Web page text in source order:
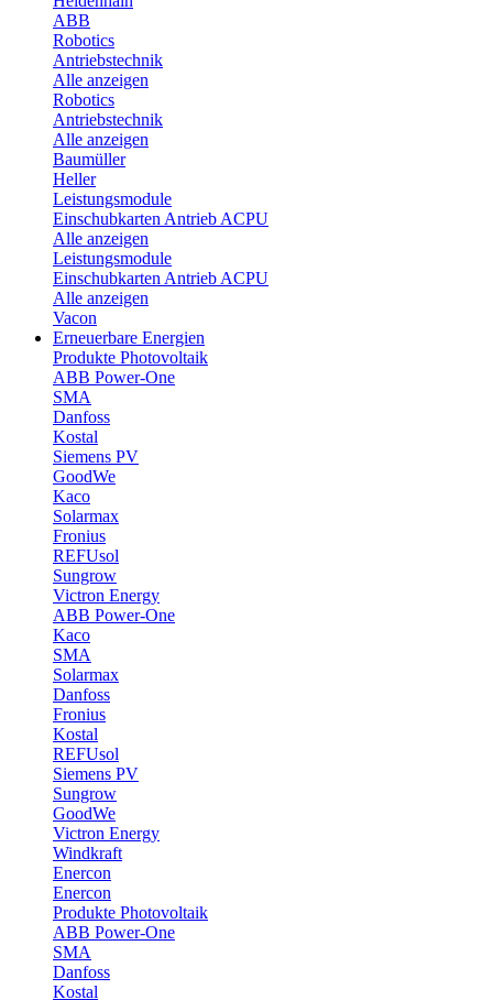
ABB
Robotics
Antriebstechnik
Alle anzeigen
Robotics
Antriebstechnik
Alle anzeigen
Baumüller
Heller
Leistungsmodule
Einschubkarten Antrieb ACPU
Alle anzeigen
Leistungsmodule
Einschubkarten Antrieb ACPU
Alle anzeigen
Vacon
Erneuerbare Energien
Produkte Photovoltaik
ABB Power-One
SMA
Danfoss
Kostal
Siemens PV
GoodWe
Kaco
Solarmax
Fronius
REFUsol
Sungrow
Victron Energy
ABB Power-One
Kaco
SMA
Solarmax
Danfoss
Fronius
Kostal
REFUsol
Siemens PV
Sungrow
GoodWe
Victron Energy
Windkraft
Enercon
Enercon
Produkte Photovoltaik
ABB Power-One
SMA
Danfoss
Kostal